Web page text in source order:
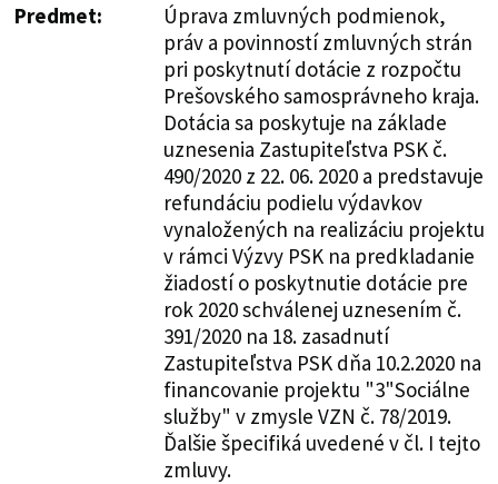
Predmet:
Úprava zmluvných podmienok,
práv a povinností zmluvných strán
pri poskytnutí dotácie z rozpočtu
Prešovského samosprávneho kraja.
Dotácia sa poskytuje na základe
uznesenia Zastupiteľstva PSK č.
490/2020 z 22. 06. 2020 a predstavuje
refundáciu podielu výdavkov
vynaložených na realizáciu projektu
v rámci Výzvy PSK na predkladanie
žiadostí o poskytnutie dotácie pre
rok 2020 schválenej uznesením č.
391/2020 na 18. zasadnutí
Zastupiteľstva PSK dňa 10.2.2020 na
financovanie projektu "3"Sociálne
služby" v zmysle VZN č. 78/2019.
Ďalšie špecifiká uvedené v čl. I tejto
zmluvy.